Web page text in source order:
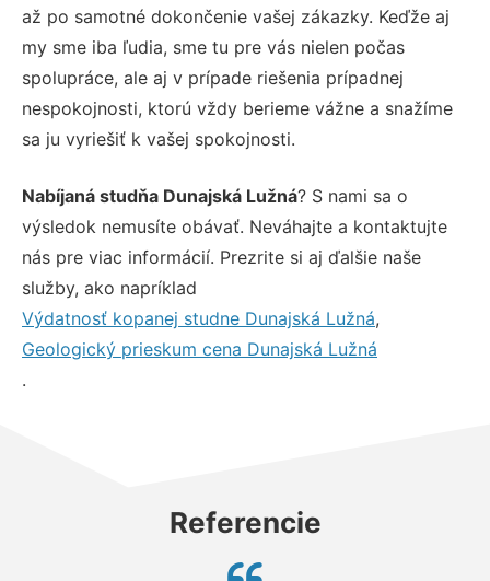
až po samotné dokončenie vašej zákazky. Keďže aj
my sme iba ľudia, sme tu pre vás nielen počas
spolupráce, ale aj v prípade riešenia prípadnej
nespokojnosti, ktorú vždy berieme vážne a snažíme
sa ju vyriešiť k vašej spokojnosti.
Nabíjaná studňa Dunajská Lužná? S nami sa o
výsledok nemusíte obávať. Neváhajte a kontaktujte
nás pre viac informácií. Prezrite si aj ďalšie naše
služby, ako napríklad
Výdatnosť kopanej studne Dunajská Lužná,
Geologický prieskum cena Dunajská Lužná
.
Referencie